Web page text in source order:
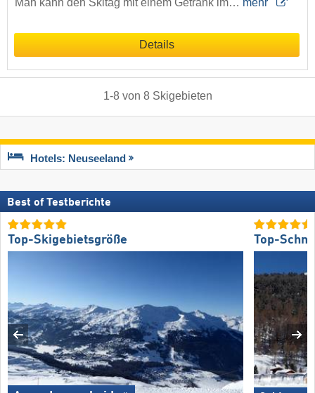
Man kann den Skitag mit einem Getränk im… mehr
Details
1-8von 8 Skigebieten
Hotels: Neuseeland
Best of Testberichte
Top-Skigebietsgröße Top-